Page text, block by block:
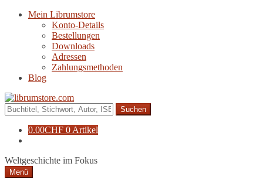
Navigation
Zum
Mein Librumstore
Konto-Details
Bestellungen
Downloads
Adressen
Zahlungsmethoden
Blog
Suche
nach:
0.00CHF 0 Artikel
Weltgeschichte im Fokus
Menü